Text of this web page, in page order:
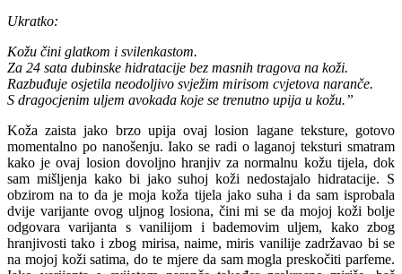
Ukratko:
Kožu čini glatkom i svilenkastom.
Za 24 sata dubinske hidratacije bez masnih tragova na koži.
Razbuđuje osjetila neodoljivo svježim mirisom cvjetova naranče.
S dragocjenim uljem avokada koje se trenutno upija u kožu.”
Koža zaista jako brzo upija ovaj losion lagane teksture, gotovo
momentalno po nanošenju. Iako se radi o laganoj teksturi smatram
kako je ovaj losion dovoljno hranjiv za normalnu kožu tijela, dok
sam mišljenja kako bi jako suhoj koži nedostajalo hidratacije. S
obzirom na to da je moja koža tijela jako suha i da sam isprobala
dvije varijante ovog uljnog losiona, čini mi se da mojoj koži bolje
odgovara varijanta s vanilijom i bademovim uljem, kako zbog
hranjivosti tako i zbog mirisa, naime, miris vanilije zadržavao bi se
na mojoj koži satima, do te mjere da sam mogla preskočiti parfeme.